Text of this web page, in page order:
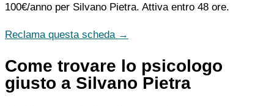
100€/anno per Silvano Pietra. Attiva entro 48 ore.
Reclama questa scheda →
Come trovare lo psicologo
giusto a Silvano Pietra